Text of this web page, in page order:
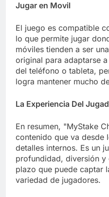
Jugar en Movil
El juego es compatible
lo que permite jugar
móviles tienden a ser
original para adaptarse
del teléfono o tableta,
logra mantener mucho
La Experiencia Del
En resumen, "MyStake
contenido que va desde
detalles internos. Es un
profundidad, diversión
plazo que puede captar
variedad de jugadores.